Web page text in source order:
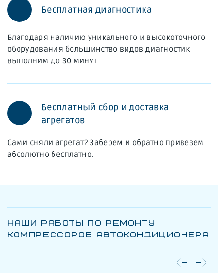
Бесплатная диагностика
Благодаря наличию уникального и высокоточного
оборудования большинство видов диагностик
выполним до 30 минут
Бесплатный сбор и доставка
агрегатов
Сами сняли агрегат? Заберем и обратно привезем
абсолютно бесплатно.
НАШИ РАБОТЫ ПО РЕМОНТУ
КОМПРЕССОРОВ АВТОКОНДИЦИОНЕРА